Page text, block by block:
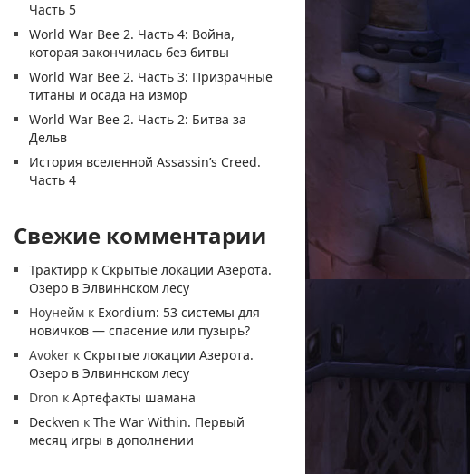
Часть 5
World War Bee 2. Часть 4: Война,
которая закончилась без битвы
World War Bee 2. Часть 3: Призрачные
титаны и осада на измор
World War Bee 2. Часть 2: Битва за
Дельв
История вселенной Assassin’s Creed.
Часть 4
Свежие комментарии
Трактирр к Скрытые локации Азерота.
Озеро в Элвиннском лесу
Ноунейм к Exordium: 53 системы для
новичков — спасение или пузырь?
Avoker к Скрытые локации Азерота.
Озеро в Элвиннском лесу
Dron кАртефакты шамана
Deckven кThe War Within. Первый
месяц игры в дополнении